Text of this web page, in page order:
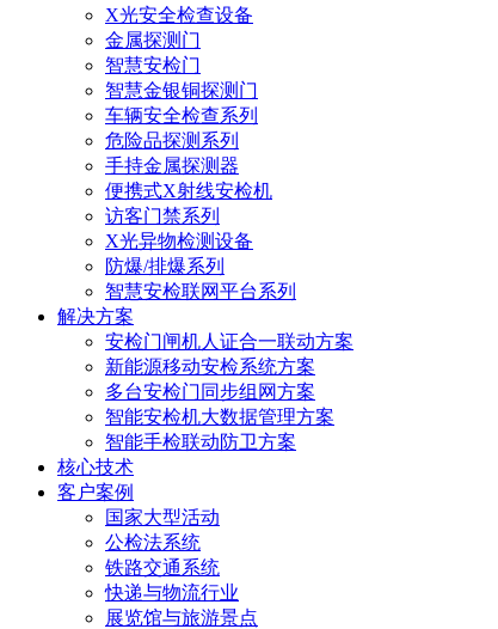
X光安全检查设备
金属探测门
智慧安检门
智慧金银铜探测门
车辆安全检查系列
危险品探测系列
手持金属探测器
便携式X射线安检机
访客门禁系列
X光异物检测设备
防爆/排爆系列
智慧安检联网平台系列
解决方案
安检门闸机人证合一联动方案
新能源移动安检系统方案
多台安检门同步组网方案
智能安检机大数据管理方案
智能手检联动防卫方案
核心技术
客户案例
国家大型活动
公检法系统
铁路交通系统
快递与物流行业
展览馆与旅游景点